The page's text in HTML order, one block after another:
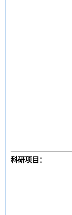
科研项目：